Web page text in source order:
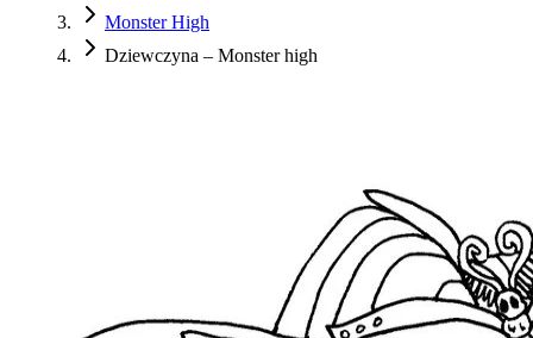
Monster High
Dziewczyna – Monster high